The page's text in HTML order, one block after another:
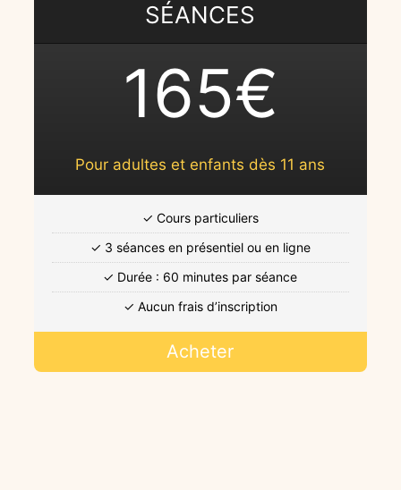
SÉANCES
165€
Pour adultes et enfants dès 11 ans
✓ Cours particuliers
✓ 3 séances en présentiel ou en ligne
✓ Durée : 60 minutes par séance
✓ Aucun frais d’inscription
Acheter